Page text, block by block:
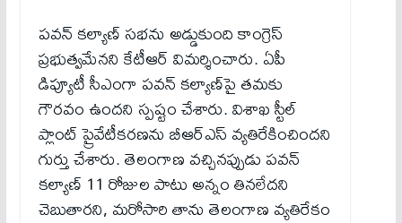
పవన్ కల్యాణ్ సభను అడ్డుకుంది కాంగ్రెస్
ప్రభుత్వమేనని కేటీఆర్ విమర్శించారు. ఏపీ
డిప్యూటీ సీఎంగా పవన్ కల్యాణ్‌పై తమకు
గౌరవం ఉందని స్పష్టం చేశారు. విశాఖ స్టీల్
ప్లాంట్ ప్రైవేటీకరణను బీఆర్ఎస్ వ్యతిరేకించిందని
గుర్తు చేశారు. తెలంగాణ వచ్చినప్పుడు పవన్
కల్యాణ్ 11 రోజుల పాటు అన్నం తినలేదని
చెబుతారని, మరోసారి తాను తెలంగాణ వ్యతిరేకం